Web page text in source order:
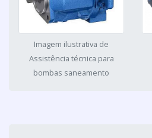
Imagem ilustrativa de
Assistência técnica para
bombas saneamento